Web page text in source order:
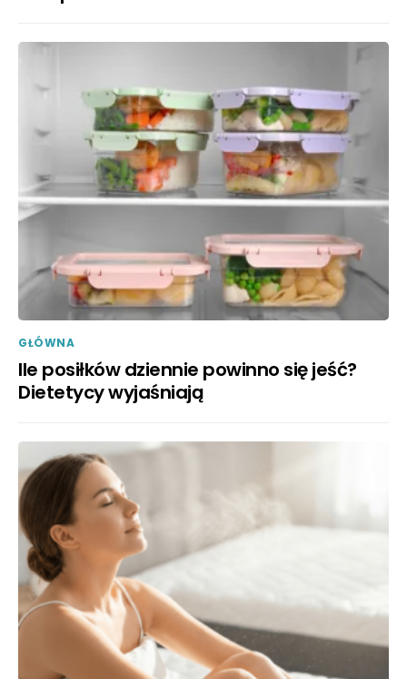
GŁÓWNA
Ile posiłków dziennie powinno się jeść?
Dietetycy wyjaśniają